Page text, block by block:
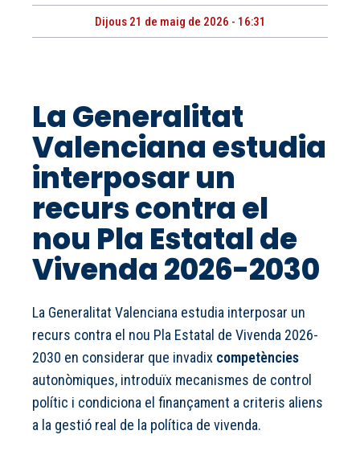
Dijous 21 de maig de 2026 - 16:31
La Generalitat
Valenciana estudia
interposar un
recurs contra el
nou Pla Estatal de
Vivenda 2026-2030
La Generalitat Valenciana estudia interposar un
recurs contra el nou Pla Estatal de Vivenda 2026-
2030 en considerar que invadix competències
autonòmiques, introduïx mecanismes de control
polític i condiciona el finançament a criteris aliens
a la gestió real de la política de vivenda.